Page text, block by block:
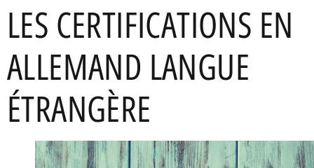
LES CERTIFICATIONS EN
ALLEMAND LANGUE
ÉTRANGÈRE